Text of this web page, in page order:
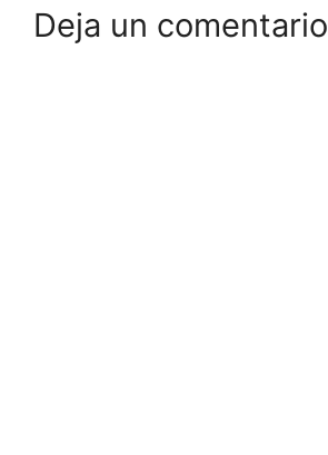
Deja un comentario